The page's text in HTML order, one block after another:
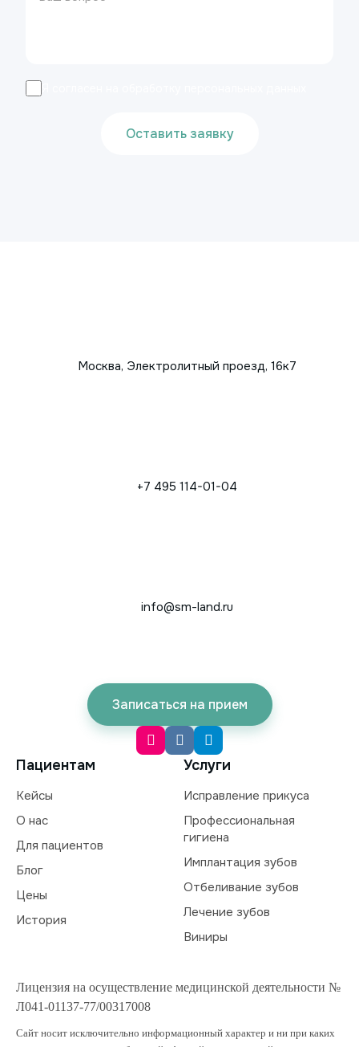
Оставить заявку
Москва, Электролитный проезд, 16к7
+7 495 114-01-04
info@sm-land.ru
Записаться на прием
Пациентам
Кейсы
О нас
Для пациентов
Блог
Цены
История
Услуги
Исправление прикуса
Профессиональная
гигиена
Имплантация зубов
Отбеливание зубов
Лечение зубов
Виниры
Лицензия на осуществление медицинской деятельности №
Л041-01137-77/00317008
Сайт носит исключительно информационный характер и ни при каких